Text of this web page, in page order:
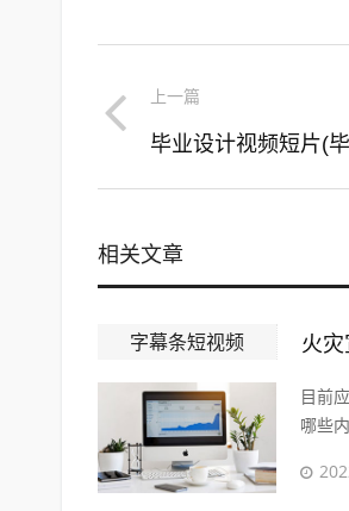
上一篇
毕业设计视频短片(
相关文章
字幕条短视频 火
目前
哪些